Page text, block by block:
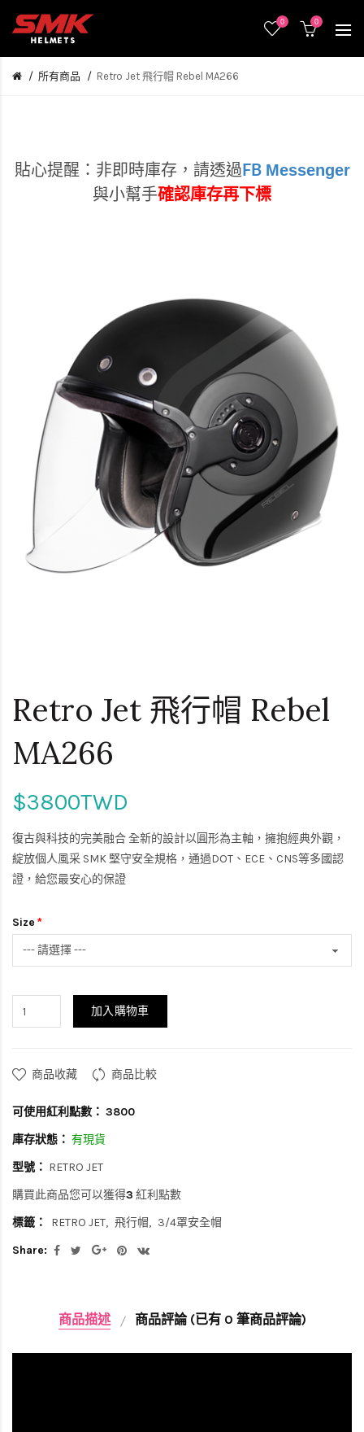
0 0
所有商品 Retro Jet 飛行帽 Rebel MA266
貼心提醒：非即時庫存， 請透過 FB Messenger
與小幫手確認庫存再下標
Retro Jet 飛行帽 Rebel
MA266
$3800TWD
復古與科技的完美融合 全新的設計以圓形為主軸，擁抱經典外觀，
綻放個人風采 SMK 堅守安全規格，通過DOT、ECE、CNS等多國認
證，給您最安心的保證
Size
加入購物車
商品收藏 商品比較
可使用紅利點數： 3800
庫存狀態： 有現貨
型號： RETRO JET
購買此商品您可以獲得3 紅利點數
標籤：
RETRO JET 飛行帽
3/4罩安全帽
Share:
商品描述 商品評論 (已有 0 筆商品評論)